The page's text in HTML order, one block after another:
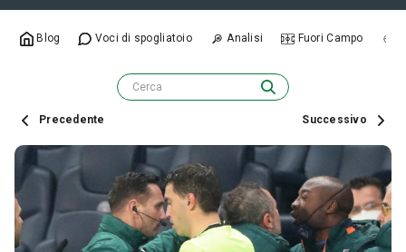
Blog Voci di spogliatoio Analisi Fuori Campo
Precedente Successivo